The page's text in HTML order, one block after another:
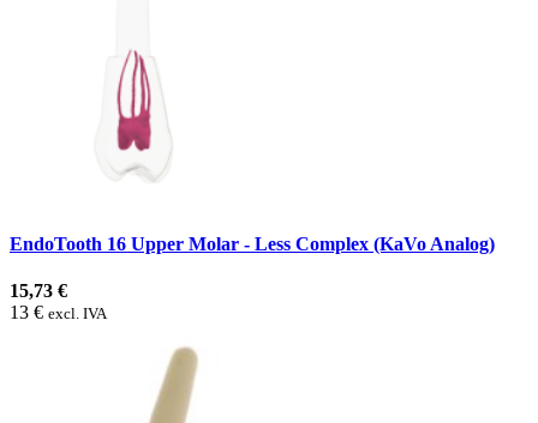
EndoTooth 16 Upper Molar - Less Complex (KaVo Analog)
15,73 €
13 € excl. IVA